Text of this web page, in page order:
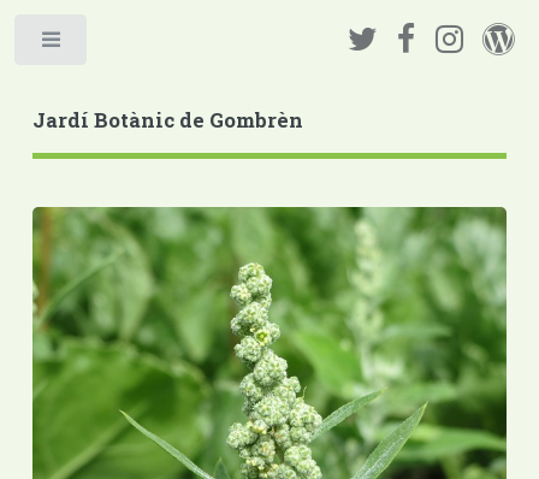
Jardí Botànic de Gombrèn